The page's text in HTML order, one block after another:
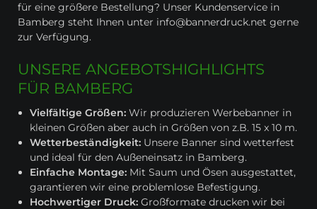
für eine größere Bestellung? Unser Kundenservice in
Bamberg steht Ihnen unter info@bannerdruck.net gerne
zur Verfügung.
UNSERE ANGEBOTSHIGHLIGHTS
FÜR BAMBERG
Vielfältige Größen:Wir produzieren Werbebanner in
kleinen Größen aber auch in Größen von z.B. 15 x 10 m.
Wetterbeständigkeit: Unsere Banner sind wetterfest
und ideal für den Außeneinsatz in Bamberg.
Einfache Montage: Mit Saum und Ösen ausgestattet,
garantieren wir eine problemlose Befestigung.
Hochwertiger Druck:Großformate drucken wir bei